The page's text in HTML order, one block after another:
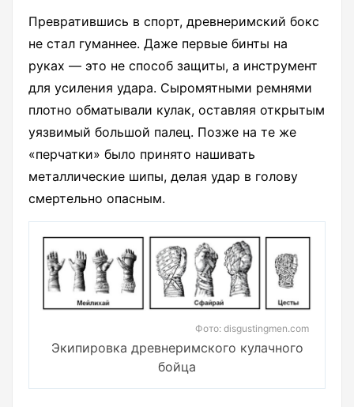
Превратившись в спорт, древнеримский бокс
не стал гуманнее. Даже первые бинты на
руках — это не способ защиты, а инструмент
для усиления удара. Сыромятными ремнями
плотно обматывали кулак, оставляя открытым
уязвимый большой палец. Позже на те же
«перчатки» было принято нашивать
металлические шипы, делая удар в голову
смертельно опасным.
Фото: disgustingmen.com
Экипировка древнеримского кулачного
бойца